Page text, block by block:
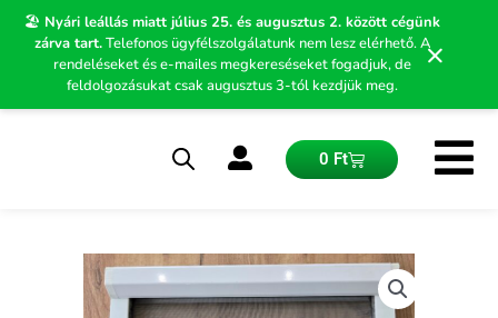
🏖️ Nyári leállás miatt július 25. és augusztus 2. között cégünk
zárva tart.Telefonos ügyfélszolgálatunk nem lesz elérhető. A
rendeléseket és e-mailes megkereséseket fogadjuk, de
feldolgozásukat csak augusztus 3-tól kezdjük meg.
×
Skip
0 FtKosár